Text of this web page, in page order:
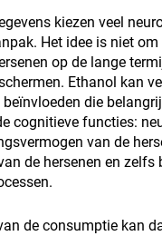
kiezen veel
Het idee is niet
op de lange
Ethanol kan
die
cognitieve functies:
van de
de hersenen en zelfs
de consumptie kan